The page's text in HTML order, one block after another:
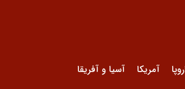
آمریکا آسیا و آفریقا